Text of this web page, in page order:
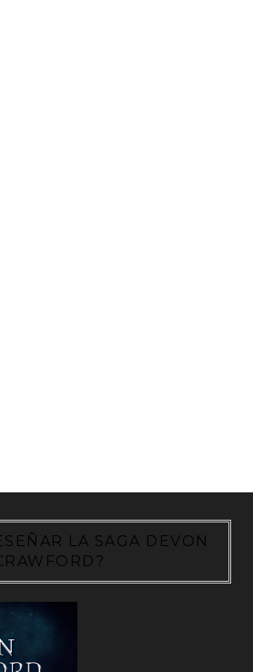
LA SAGA DEVON